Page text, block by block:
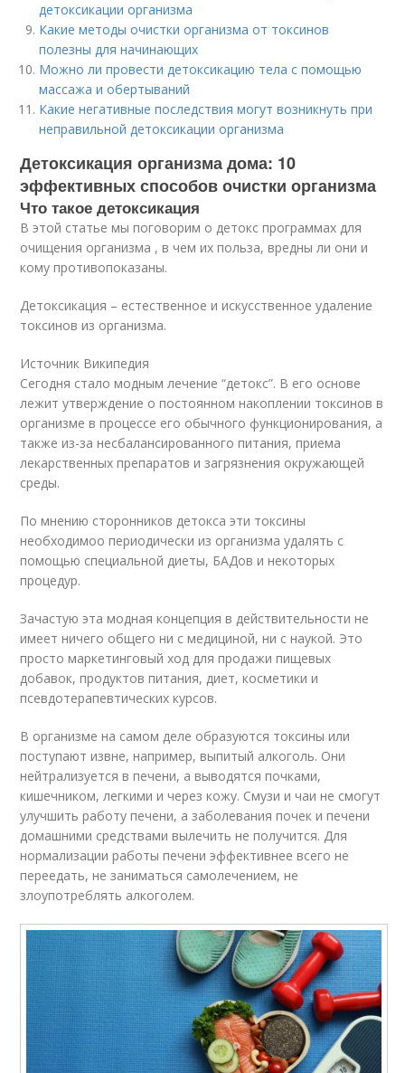
детоксикации организма
Какие методы очистки организма от токсинов
полезны для начинающих
Можно ли провести детоксикацию тела с помощью
массажа и обертываний
Какие негативные последствия могут возникнуть при
неправильной детоксикации организма
Детоксикация организма дома: 10
эффективных способов очистки организма
Что такое детоксикация
В этой статье мы поговорим о детокс программах для
очищения организма , в чем их польза, вредны ли они и
кому противопоказаны.
Детоксикация – естественное и искусственное удаление
токсинов из организма.
Источник Википедия
Сегодня стало модным лечение “детокс”. В его основе
лежит утверждение о постоянном накоплении токсинов в
организме в процессе его обычного функционирования, а
также из-за несбалансированного питания, приема
лекарственных препаратов и загрязнения окружающей
среды.
По мнению сторонников детокса эти токсины
необходимоо периодически из организма удалять с
помощью специальной диеты, БАДов и некоторых
процедур.
Зачастую эта модная концепция в действительности не
имеет ничего общего ни с медициной, ни с наукой. Это
просто маркетинговый ход для продажи пищевых
добавок, продуктов питания, диет, косметики и
псевдотерапевтических курсов.
В организме на самом деле образуются токсины или
поступают извне, например, выпитый алкоголь. Они
нейтрализуется в печени, а выводятся почками,
кишечником, легкими и через кожу. Смузи и чаи не смогут
улучшить работу печени, а заболевания почек и печени
домашними средствами вылечить не получится. Для
нормализации работы печени эффективнее всего не
переедать, не заниматься самолечением, не
злоупотреблять алкоголем.